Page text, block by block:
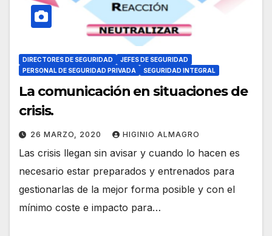
DIRECTORES DE SEGURIDAD
JEFES DE SEGURIDAD
PERSONAL DE SEGURIDAD PRIVADA
SEGURIDAD INTEGRAL
La comunicación en situaciones de
crisis.
26 MARZO, 2020 HIGINIO ALMAGRO
Las crisis llegan sin avisar y cuando lo hacen es
necesario estar preparados y entrenados para
gestionarlas de la mejor forma posible y con el
mínimo coste e impacto para…